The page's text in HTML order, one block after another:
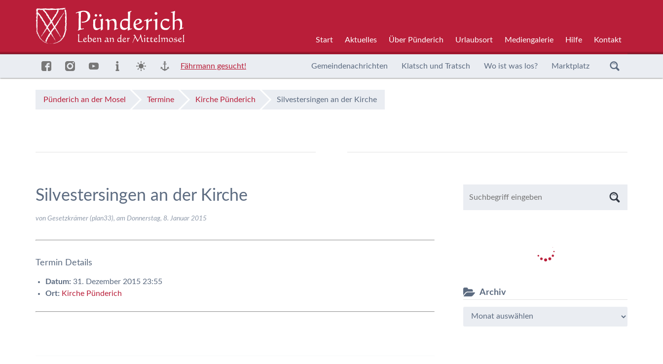
Start Aktuelles Über Pünderich Urlaubsort Mediengalerie Hilfe Kontakt
Fährmann gesucht! Gemeindenachrichten Klatsch und Tratsch Wo ist was los? Marktplatz
Pünderich an der Mosel Termine Kirche Pünderich Silvestersingen an der Kirche
Silvestersingen an der Kirche
von Gesetzkrämer (plan33), am Donnerstag, 8. Januar 2015
Termin Details
Datum: 31. Dezember 2015 23:55
Ort: Kirche Pünderich Archiv